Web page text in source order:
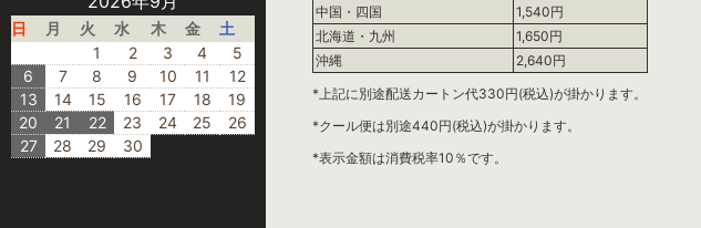
日 月 火 水 木 金
土
1
2 3 4
5
6
7 8 9 10 11
12
13
14 15 16 17 18
19
20
21 22 23 24 25
26
27
28 29 30
中国・四国
1,540円
北海道・九州
1,650円
沖縄
2,640円
*上記に別途配送カートン代330円(税込)が掛かります。
*クール便は別途440円(税込)が掛かります。
*表示金額は消費税率10％です。